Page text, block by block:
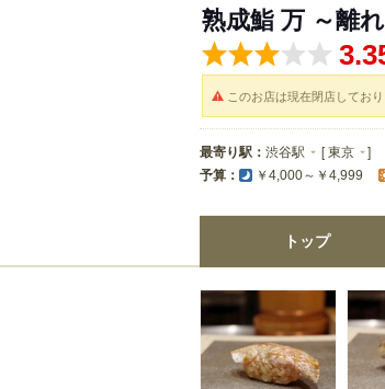
熟成鮨 万 ～離
このお店は現在閉店しており
最寄り駅： 渋谷駅 [東京 ]
予算： ￥4,000～￥4,999
トップ